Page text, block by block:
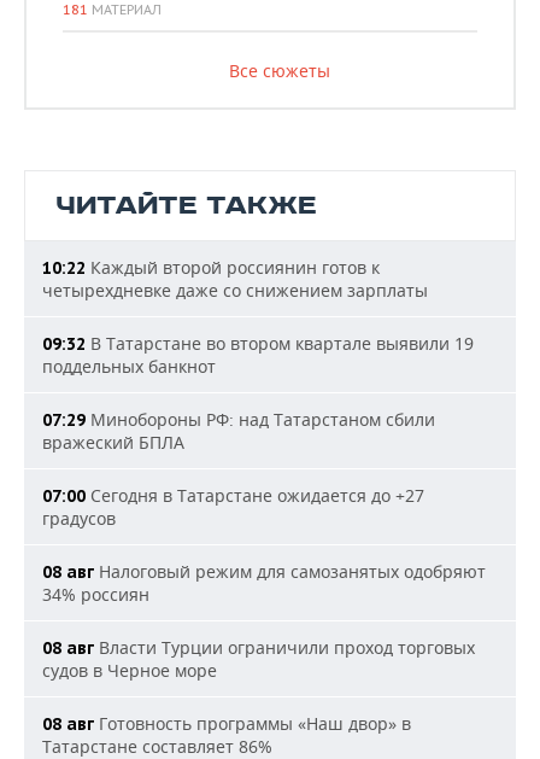
181 МАТЕРИАЛ
Все сюжеты
ЧИТАЙТЕ ТАКЖЕ
10:22 Каждый второй россиянин готов к
четырехдневке даже со снижением зарплаты
09:32 В Татарстане во втором квартале выявили 19
поддельных банкнот
07:29 Минобороны РФ: над Татарстаном сбили
вражеский БПЛА
07:00 Сегодня в Татарстане ожидается до +27
градусов
08 авг Налоговый режим для самозанятых одобряют
34% россиян
08 авг Власти Турции ограничили проход торговых
судов в Черное море
08 авг Готовность программы «Наш двор» в
Татарстане составляет 86%